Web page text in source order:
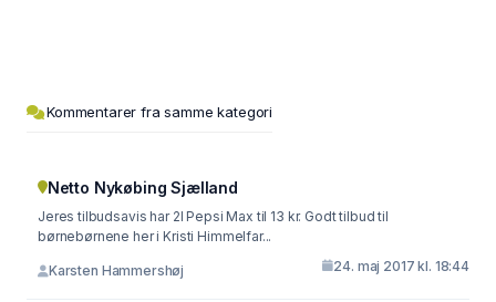
Kommentarer fra samme kategori
Netto Nykøbing Sjælland
Jeres tilbudsavis har 2l Pepsi Max til 13 kr. Godt tilbud til
børnebørnene her i Kristi Himmelfar...
Karsten Hammershøj 24. maj 2017 kl. 18:44